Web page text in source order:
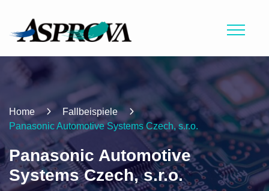
Home
Fallbeispiele
Panasonic Automotive Systems Czech, s.r.o.
Panasonic Automotive
Systems Czech, s.r.o.